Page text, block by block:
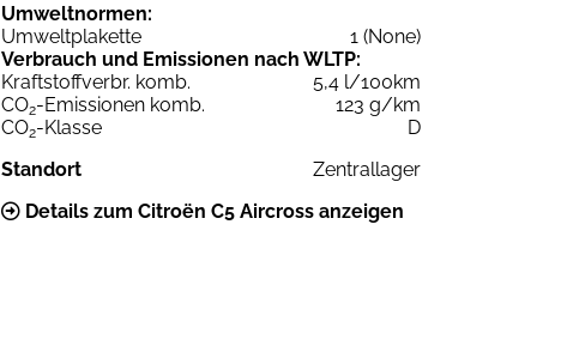
Umweltnormen:
Umweltplakette
1 (None)
Verbrauch und Emissionen nach WLTP:
Kraftstoffverbr. komb.
5,4 l/100km
CO2-Emissionen komb.
123 g/km
CO2-Klasse
D
Standort
Zentrallager
Details zum Citroën C5 Aircross anzeigen